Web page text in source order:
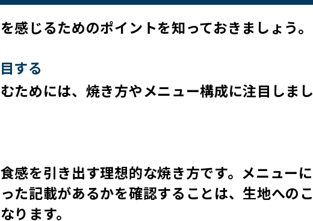
感じるためのポイントを知っておきましょう。
する
ためには、焼き方やメニュー構成に注目しまし
感を引き出す理想的な焼き方です。メニューに
た記載があるかを確認することは、生地へのこ
ります。